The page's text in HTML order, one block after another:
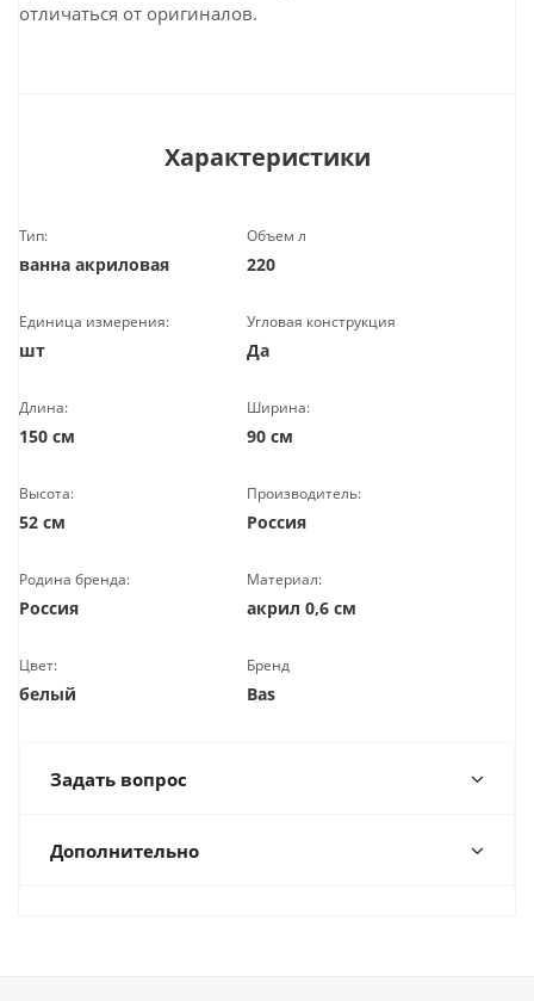
отличаться от оригиналов.
Характеристики
Тип:
ванна акриловая
Объем л
220
Единица измерения:
шт
Угловая конструкция
Да
Длина:
150 см
Ширина:
90 см
Высота:
52 см
Производитель:
Россия
Родина бренда:
Россия
Материал:
акрил 0,6 см
Цвет:
белый
Бренд
Bas
Задать вопрос
Дополнительно